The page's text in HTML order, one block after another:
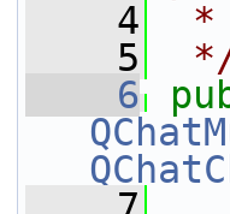
    4
*
    5
    6